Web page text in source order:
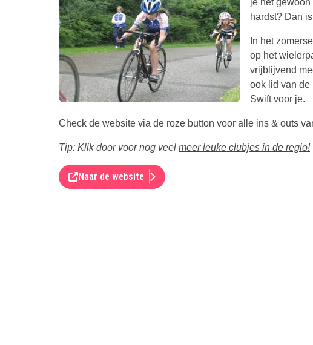
hardst? Dan
In het
op het
vrijblijvend
ook lid van de
Swift voor je.
Check de website via de roze button voor alle ins & outs
Tip: Klik door voor nog veel meer leuke clubjes in de regio!
Naar de website